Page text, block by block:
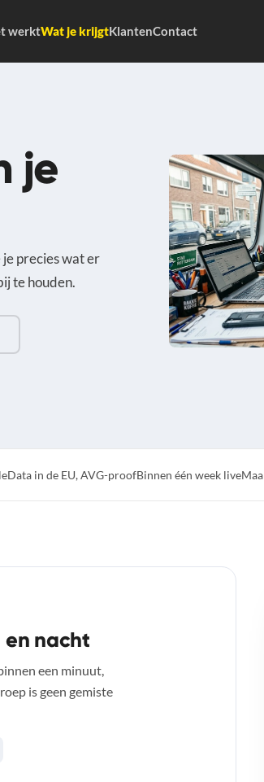
werktWat je krijgtKlantenContact
je
precies wat er
te houden.
Data in de EU, AVG-proofBinnen één week live
en nacht
een minuut,
is geen gemiste